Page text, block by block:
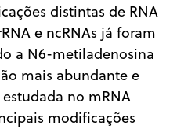
distintas de RNA
e ncRNAs já foram
a N6-metiladenosina
mais abundante e
no mRNA
modificações